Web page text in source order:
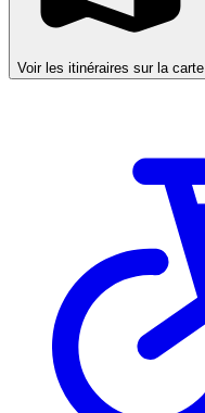
Voir les itinéraires sur la carte